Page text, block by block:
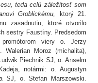
teda celú záležitosť som
Groblickému,
ktorý 21.
zasadnutiu, ktoré otvorilo
sestry Faustíny. Predsedom
viery o. Jerzy
Walerian Moroz (michalita),
Piechnik SJ, o. Anselm
notármi: o. Augustyn
SJ, o. Stefan Marszowski.